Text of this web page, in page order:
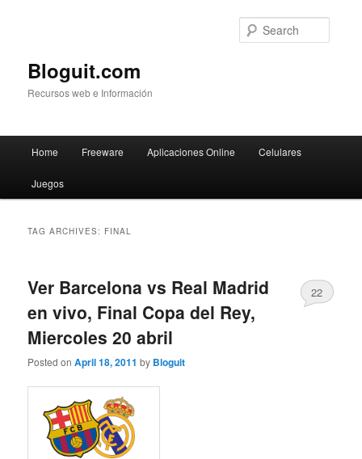
Bloguit.com
Recursos web e Información
Skip
to
Skip
to
Home Freeware Aplicaciones Online Celulares
Juegos
TAG ARCHIVES: FINAL
Ver Barcelona vs Real Madrid
en vivo, Final Copa del Rey,
Miercoles 20 abril
Posted onApril 18, 2011 by Bloguit
22